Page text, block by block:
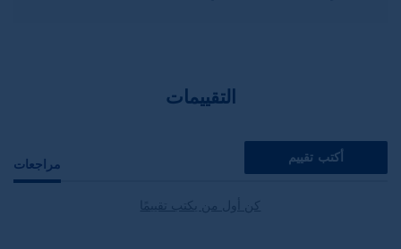
التقييمات
مراجعات أكتب تقييم
كن أول من يكتب تقييمًا